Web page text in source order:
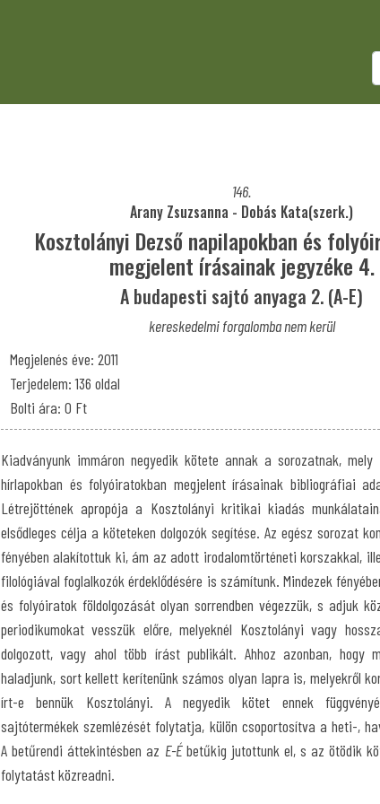
146.
Arany Zsuzsanna - Dobás Kata(szerk.)
Kosztolányi Dezső napilapokban és
megjelent írásainak jegyzéke 4.
A budapesti sajtó anyaga 2. (A-E)
kereskedelmi forgalomba nem kerül
Megjelenés éve: 2011
Terjedelem: 136 oldal
Bolti ára: 0 Ft
Kiadványunk immáron negyedik kötete annak a sorozatnak, mely
hírlapokban és folyóiratokban megjelent írásainak bibliográfiai
Létrejöttének apropója a Kosztolányi kritikai kiadás
elsődleges célja a köteteken dolgozók segítése. Az egész sorozat
fényében alakítottuk ki, ám az adott irodalomtörténeti korszakkal,
filológiával foglalkozók érdeklődésére is számítunk. Mindezek
és folyóiratok földolgozását olyan sorrendben végezzük, s adjuk
periodikumokat vesszük előre, melyeknél Kosztolányi vagy
dolgozott, vagy ahol több írást publikált. Ahhoz azonban, hogy
haladjunk, sort kellett kerítenünk számos olyan lapra is, melyekről
írt-e bennük Kosztolányi. A negyedik kötet ennek
sajtótermékek szemlézését folytatja, külön csoportosítva a heti-,
A betűrendi áttekintésben az E-Ébetűkig jutottunk el, s az ötödik
folytatást közreadni.